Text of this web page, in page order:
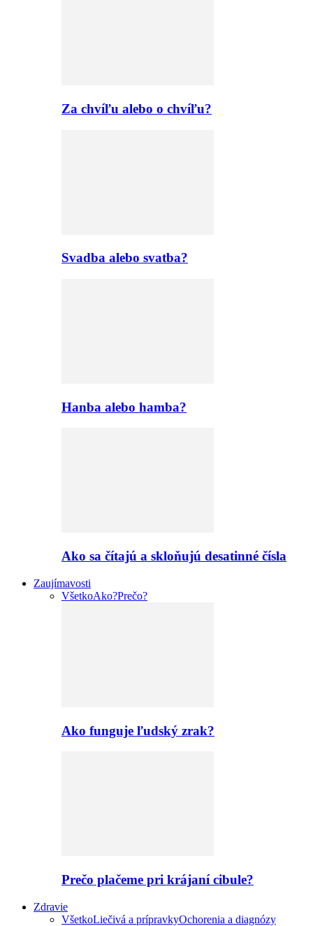
Za chvíľu alebo o chvíľu?
Svadba alebo svatba?
Hanba alebo hamba?
Ako sa čítajú a skloňujú desatinné čísla
Zaujímavosti
VšetkoAko?Prečo?
Ako funguje ľudský zrak?
Prečo plačeme pri krájaní cibule?
Zdravie
VšetkoLiečivá a prípravkyOchorenia a diagnózy